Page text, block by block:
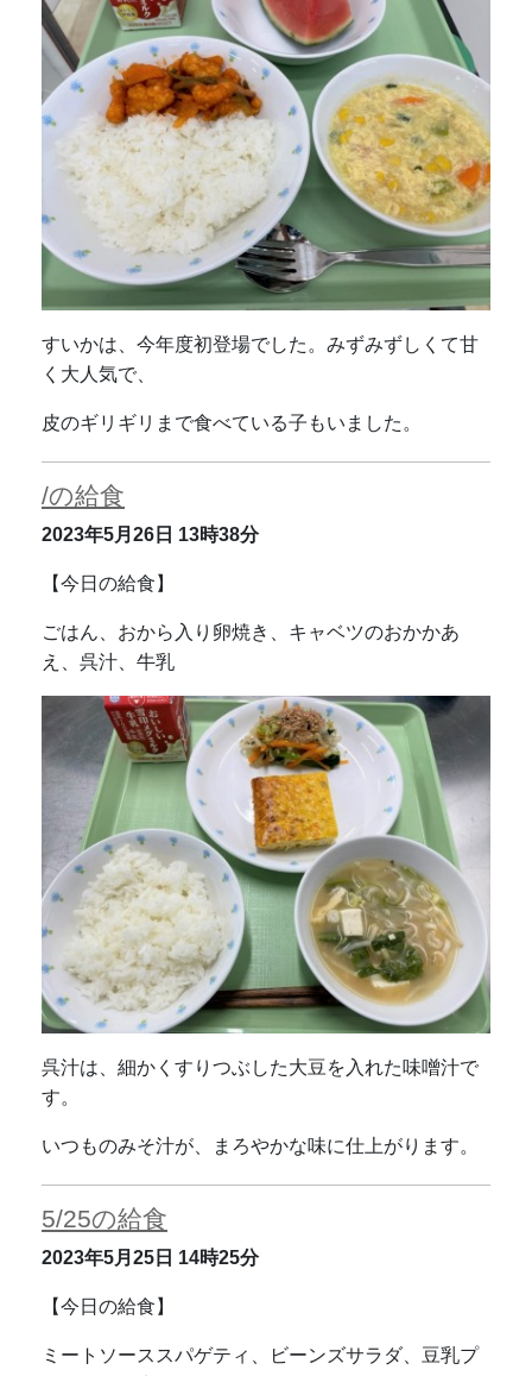
すいかは、今年度初登場でした。みずみずしくて甘
く大人気で、
皮のギリギリまで食べている子もいました。
/の給食
2023年5月26日 13時38分
【今日の給食】
ごはん、おから入り卵焼き、キャベツのおかかあ
え、呉汁、牛乳
呉汁は、細かくすりつぶした大豆を入れた味噌汁で
す。
いつものみそ汁が、まろやかな味に仕上がります。
5/25の給食
2023年5月25日 14時25分
【今日の給食】
ミートソーススパゲティ、ビーンズサラダ、豆乳プ